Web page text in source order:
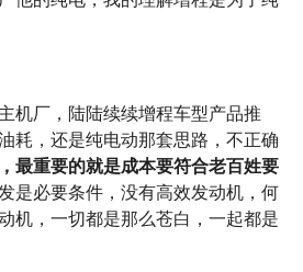
机厂，陆陆续续增程车型产品推
耗，还是纯电动那套思路，不正确
最重要的就是成本要符合老百姓要
是必要条件，没有高效发动机，何
机，一切都是那么苍白，一起都是